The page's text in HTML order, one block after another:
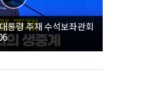
통령 주재 수석보좌관회